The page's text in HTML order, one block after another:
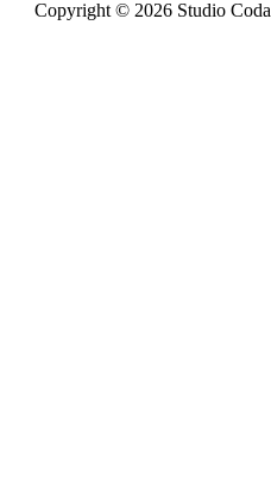
Copyright © 2026 Studio Coda